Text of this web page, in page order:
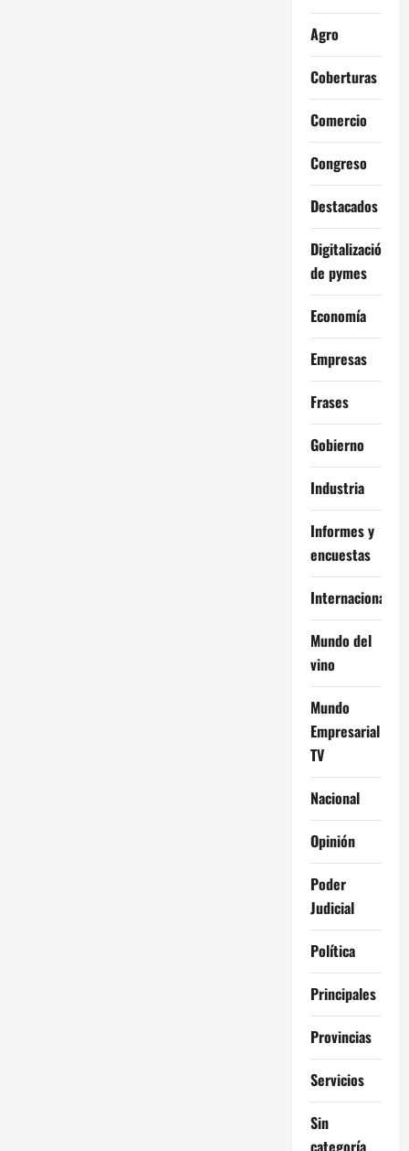
Agro
Coberturas
Comercio
Congreso
Destacados
Digitalización
de pymes
Economía
Empresas
Frases
Gobierno
Industria
Informes y
encuestas
Internacional
Mundo del
vino
Mundo
Empresarial
TV
Nacional
Opinión
Poder
Judicial
Política
Principales
Provincias
Servicios
Sin
categoría